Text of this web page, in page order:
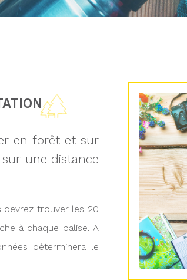
en forêt et sur
une distance
devrez trouver les 20
à chaque balise. A
déterminera le